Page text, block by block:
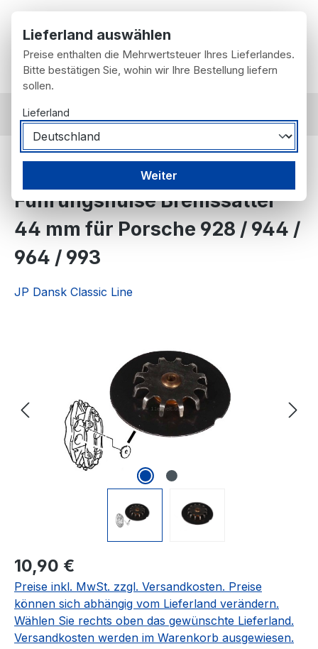
Du hast 0
nach Fahrzeug
Dämpfungsblech /
Führungshülse Bremssattel
44 mm für Porsche 928 / 944 /
964 / 993
JP Dansk Classic Line
Regulärer Preis:
10,90 €
Preise inkl. MwSt. zzgl. Versandkosten. Preise
können sich abhängig vom Lieferland verändern.
Wählen Sie rechts oben das gewünschte Lieferland.
Versandkosten werden im Warenkorb ausgewiesen.
Lieferland auswählen
Preise enthalten die Mehrwertsteuer Ihres Lieferlandes.
Bitte bestätigen Sie, wohin wir Ihre Bestellung liefern
sollen.
Lieferland
Weiter